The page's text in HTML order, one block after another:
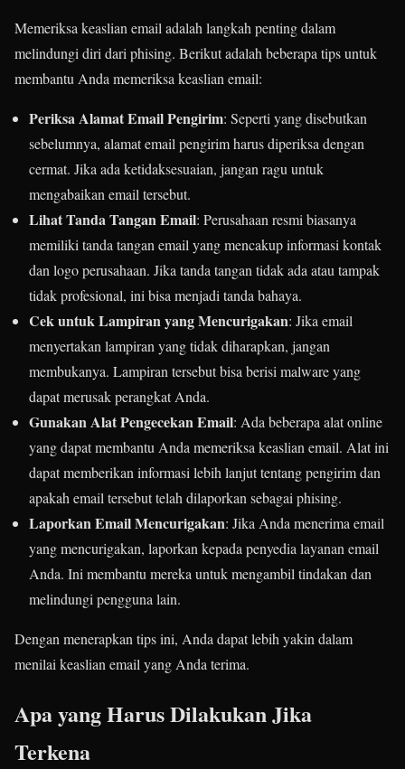
Memeriksa keaslian email adalah langkah penting dalam
melindungi diri dari phising. Berikut adalah beberapa tips untuk
membantu Anda memeriksa keaslian email:
Periksa Alamat Email Pengirim: Seperti yang disebutkan
sebelumnya, alamat email pengirim harus diperiksa dengan
cermat. Jika ada ketidaksesuaian, jangan ragu untuk
mengabaikan email tersebut.
Lihat Tanda Tangan Email: Perusahaan resmi biasanya
memiliki tanda tangan email yang mencakup informasi kontak
dan logo perusahaan. Jika tanda tangan tidak ada atau tampak
tidak profesional, ini bisa menjadi tanda bahaya.
Cek untuk Lampiran yang Mencurigakan: Jika email
menyertakan lampiran yang tidak diharapkan, jangan
membukanya. Lampiran tersebut bisa berisi malware yang
dapat merusak perangkat Anda.
Gunakan Alat Pengecekan Email: Ada beberapa alat online
yang dapat membantu Anda memeriksa keaslian email. Alat ini
dapat memberikan informasi lebih lanjut tentang pengirim dan
apakah email tersebut telah dilaporkan sebagai phising.
Laporkan Email Mencurigakan: Jika Anda menerima email
yang mencurigakan, laporkan kepada penyedia layanan email
Anda. Ini membantu mereka untuk mengambil tindakan dan
melindungi pengguna lain.
Dengan menerapkan tips ini, Anda dapat lebih yakin dalam
menilai keaslian email yang Anda terima.
Apa yang Harus Dilakukan Jika
Terkena